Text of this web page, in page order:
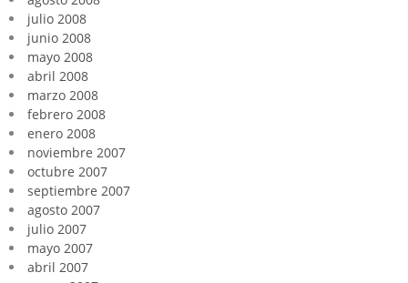
julio 2008
junio 2008
mayo 2008
abril 2008
marzo 2008
febrero 2008
enero 2008
noviembre 2007
octubre 2007
septiembre 2007
agosto 2007
julio 2007
mayo 2007
abril 2007